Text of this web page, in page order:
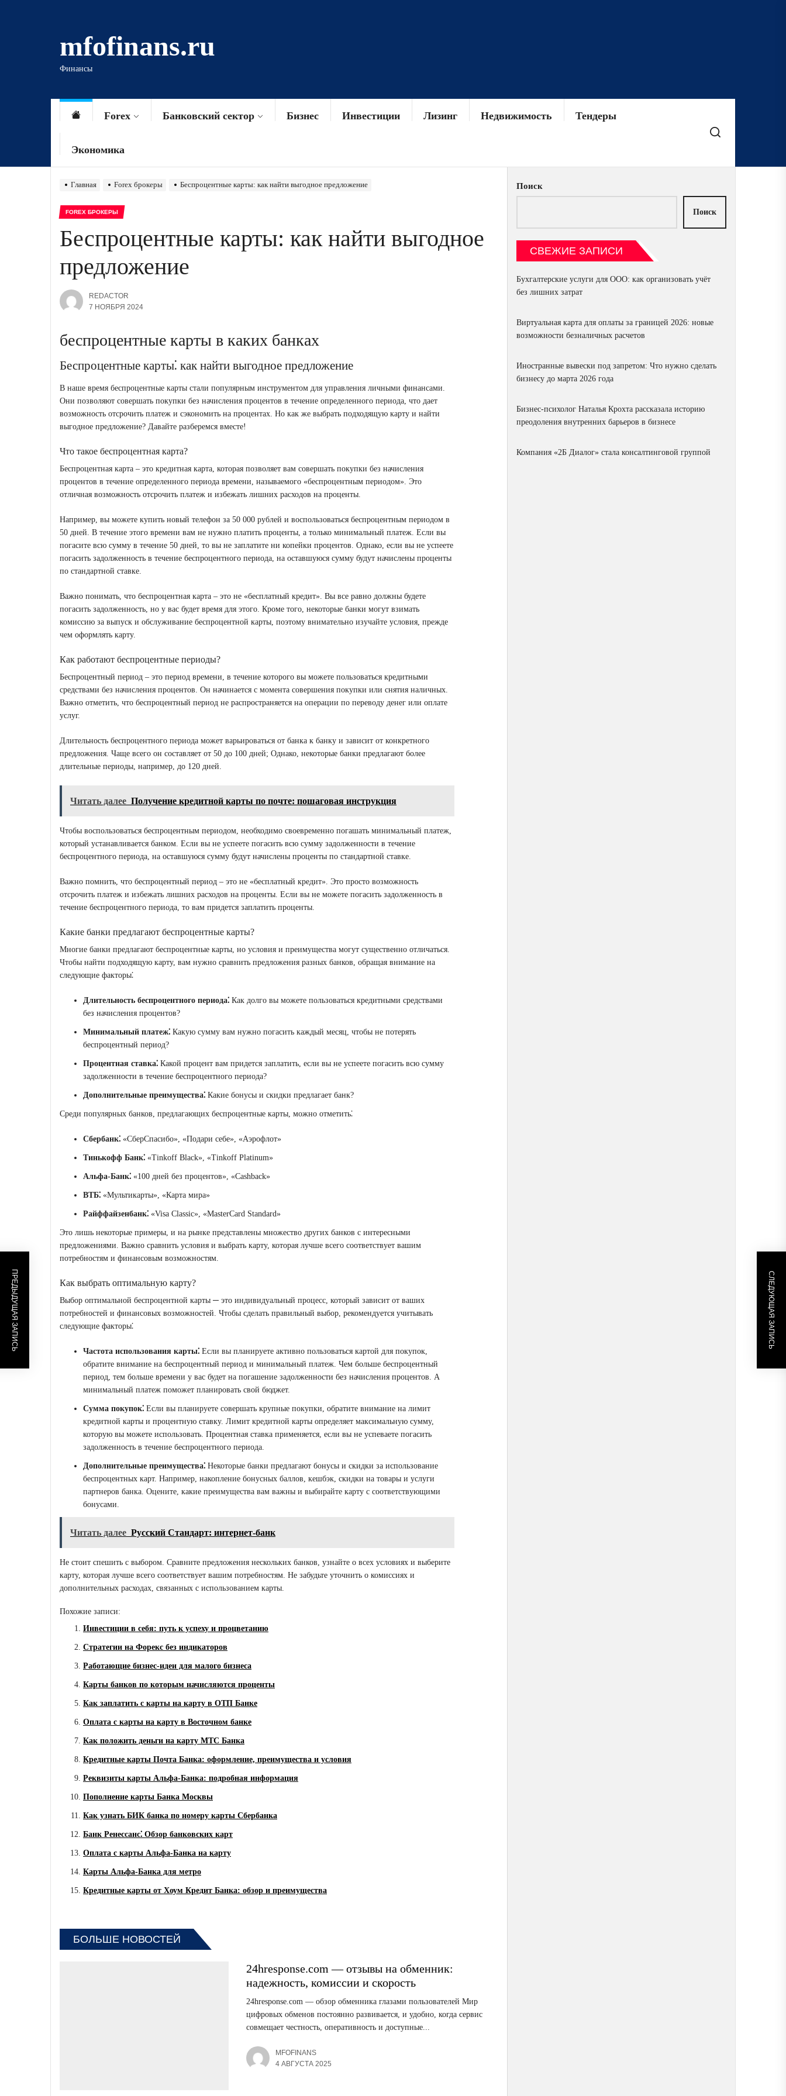
mfofinans.ru
Финансы
Forex Банковский сектор Бизнес Инвестиции Лизинг Недвижимость Тендеры
Экономика
Главная Forex брокеры Беспроцентные карты: как найти выгодное предложение
FOREX БРОКЕРЫ
Беспроцентные карты: как найти выгодное
предложение
REDACTOR
7 НОЯБРЯ 2024
беспроцентные карты в каких банках
Беспроцентные карты⁚ как найти выгодное предложение
В наше время беспроцентные карты стали популярным инструментом для управления личными финансами.
Они позволяют совершать покупки без начисления процентов в течение определенного периода, что дает
возможность отсрочить платеж и сэкономить на процентах. Но как же выбрать подходящую карту и найти
выгодное предложение? Давайте разберемся вместе!
Что такое беспроцентная карта?
Беспроцентная карта – это кредитная карта, которая позволяет вам совершать покупки без начисления
процентов в течение определенного периода времени, называемого «беспроцентным периодом». Это
отличная возможность отсрочить платеж и избежать лишних расходов на проценты.
Например, вы можете купить новый телефон за 50 000 рублей и воспользоваться беспроцентным периодом в
50 дней. В течение этого времени вам не нужно платить проценты, а только минимальный платеж. Если вы
погасите всю сумму в течение 50 дней, то вы не заплатите ни копейки процентов. Однако, если вы не успеете
погасить задолженность в течение беспроцентного периода, на оставшуюся сумму будут начислены проценты
по стандартной ставке.
Важно понимать, что беспроцентная карта – это не «бесплатный кредит». Вы все равно должны будете
погасить задолженность, но у вас будет время для этого. Кроме того, некоторые банки могут взимать
комиссию за выпуск и обслуживание беспроцентной карты, поэтому внимательно изучайте условия, прежде
чем оформлять карту.
Как работают беспроцентные периоды?
Беспроцентный период – это период времени, в течение которого вы можете пользоваться кредитными
средствами без начисления процентов. Он начинается с момента совершения покупки или снятия наличных.
Важно отметить, что беспроцентный период не распространяется на операции по переводу денег или оплате
услуг.
Длительность беспроцентного периода может варьироваться от банка к банку и зависит от конкретного
предложения. Чаще всего он составляет от 50 до 100 дней; Однако, некоторые банки предлагают более
длительные периоды, например, до 120 дней.
Читать далее Получение кредитной карты по почте: пошаговая инструкция
Чтобы воспользоваться беспроцентным периодом, необходимо своевременно погашать минимальный платеж,
который устанавливается банком. Если вы не успеете погасить всю сумму задолженности в течение
беспроцентного периода, на оставшуюся сумму будут начислены проценты по стандартной ставке.
Важно помнить, что беспроцентный период – это не «бесплатный кредит». Это просто возможность
отсрочить платеж и избежать лишних расходов на проценты. Если вы не можете погасить задолженность в
течение беспроцентного периода, то вам придется заплатить проценты.
Какие банки предлагают беспроцентные карты?
Многие банки предлагают беспроцентные карты, но условия и преимущества могут существенно отличаться.
Чтобы найти подходящую карту, вам нужно сравнить предложения разных банков, обращая внимание на
следующие факторы⁚
Длительность беспроцентного периода⁚ Как долго вы можете пользоваться кредитными средствами
без начисления процентов?
Минимальный платеж⁚ Какую сумму вам нужно погасить каждый месяц, чтобы не потерять
беспроцентный период?
Процентная ставка⁚ Какой процент вам придется заплатить, если вы не успеете погасить всю сумму
задолженности в течение беспроцентного периода?
Дополнительные преимущества⁚ Какие бонусы и скидки предлагает банк?
Среди популярных банков, предлагающих беспроцентные карты, можно отметить⁚
Сбербанк⁚ «СберСпасибо», «Подари себе», «Аэрофлот»
Тинькофф Банк⁚ «Tinkoff Black», «Tinkoff Platinum»
Альфа-Банк⁚ «100 дней без процентов», «Cashback»
ВТБ⁚ «Мультикарты», «Карта мира»
Райффайзенбанк⁚ «Visa Classic», «MasterCard Standard»
Это лишь некоторые примеры, и на рынке представлены множество других банков с интересными
предложениями. Важно сравнить условия и выбрать карту, которая лучше всего соответствует вашим
потребностям и финансовым возможностям.
Как выбрать оптимальную карту?
Выбор оптимальной беспроцентной карты ─ это индивидуальный процесс, который зависит от ваших
потребностей и финансовых возможностей. Чтобы сделать правильный выбор, рекомендуется учитывать
следующие факторы⁚
Частота использования карты⁚ Если вы планируете активно пользоваться картой для покупок,
обратите внимание на беспроцентный период и минимальный платеж. Чем больше беспроцентный
период, тем больше времени у вас будет на погашение задолженности без начисления процентов. А
минимальный платеж поможет планировать свой бюджет.
Сумма покупок⁚ Если вы планируете совершать крупные покупки, обратите внимание на лимит
кредитной карты и процентную ставку. Лимит кредитной карты определяет максимальную сумму,
которую вы можете использовать. Процентная ставка применяется, если вы не успеваете погасить
задолженность в течение беспроцентного периода.
Дополнительные преимущества⁚ Некоторые банки предлагают бонусы и скидки за использование
беспроцентных карт. Например, накопление бонусных баллов, кешбэк, скидки на товары и услуги
партнеров банка. Оцените, какие преимущества вам важны и выбирайте карту с соответствующими
бонусами.
Читать далее Русский Стандарт: интернет-банк
Не стоит спешить с выбором. Сравните предложения нескольких банков, узнайте о всех условиях и выберите
карту, которая лучше всего соответствует вашим потребностям. Не забудьте уточнить о комиссиях и
дополнительных расходах, связанных с использованием карты.
Похожие записи:
Инвестиции в себя: путь к успеху и процветанию
Стратегии на Форекс без индикаторов
Работающие бизнес-идеи для малого бизнеса
Карты банков по которым начисляются проценты
Как заплатить с карты на карту в ОТП Банке
Оплата с карты на карту в Восточном банке
Как положить деньги на карту МТС Банка
Кредитные карты Почта Банка: оформление, преимущества и условия
Реквизиты карты Альфа-Банка: подробная информация
Пополнение карты Банка Москвы
Как узнать БИК банка по номеру карты Сбербанка
Банк Ренессанс⁚ Обзор банковских карт
Оплата с карты Альфа-Банка на карту
Карты Альфа-Банка для метро
Кредитные карты от Хоум Кредит Банка: обзор и преимущества
ПРЕДЫДУЩАЯ ЗАПИСЬ СЛЕДУЮЩАЯ ЗАПИСЬ
БОЛЬШЕ НОВОСТЕЙ
24hresponse.com — отзывы на обменник:
надежность, комиссии и скорость
24hresponse.com — обзор обменника глазами пользователей Мир
цифровых обменов постоянно развивается, и удобно, когда сервис
совмещает честность, оперативность и доступные...
MFOFINANS
4 АВГУСТА 2025
Поиск
Поиск
СВЕЖИЕ ЗАПИСИ
Бухгалтерские услуги для ООО: как организовать учёт
без лишних затрат
Виртуальная карта для оплаты за границей 2026: новые
возможности безналичных расчетов
Иностранные вывески под запретом: Что нужно сделать
бизнесу до марта 2026 года
Бизнес-психолог Наталья Крохта рассказала историю
преодоления внутренних барьеров в бизнесе
Компания «2Б Диалог» стала консалтинговой группой